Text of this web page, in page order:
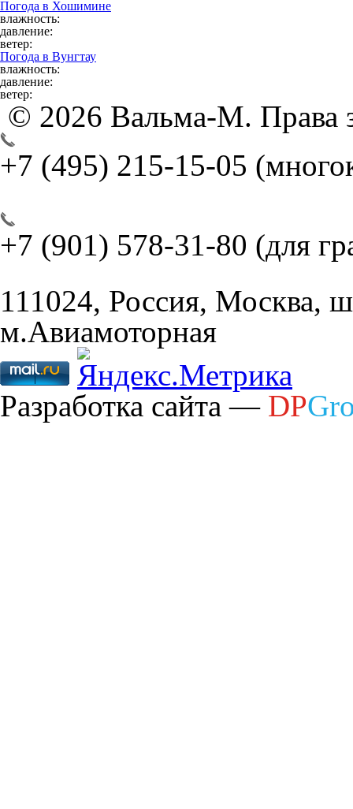
Погода в Хошимине
влажность:
давление:
ветер:
Погода в Вунгтау
влажность:
давление:
ветер:
© 2026 Вальма-М. Права
+7 (495) 215-15-05
+7 (901) 578-31-80 (для
111024, Россия, Москва,
м.Авиамоторная
Разработка сайта — DP